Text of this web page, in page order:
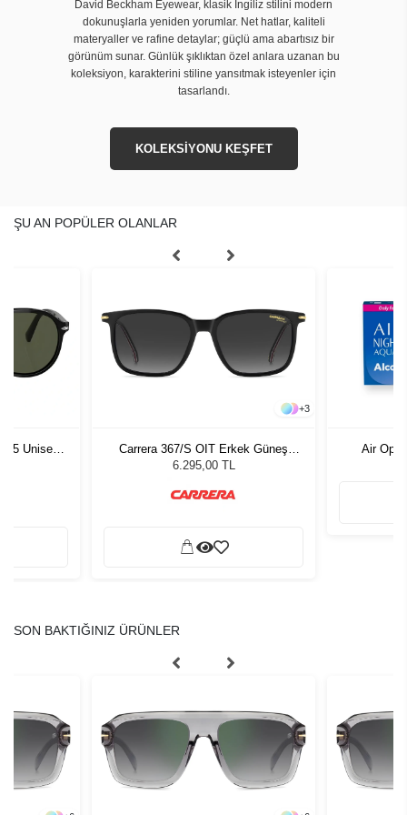
David Beckham Eyewear, klasik İngiliz stilini modern
dokunuşlarla yeniden yorumlar. Net hatlar, kaliteli
materyaller ve rafine detaylar; güçlü ama abartısız bir
görünüm sunar. Günlük şıklıktan özel anlara uzanan bu
koleksiyon, karakterini stiline yansıtmak isteyenler için
tasarlandı.
KOLEKSİYONU KEŞFET
ŞU AN POPÜLER OLANLAR
55 Unisex
+3
Carrera 367/S OIT Erkek Güneş
Gözlüğü
6.295,00 TL
Air
SON BAKTIĞINIZ ÜRÜNLER